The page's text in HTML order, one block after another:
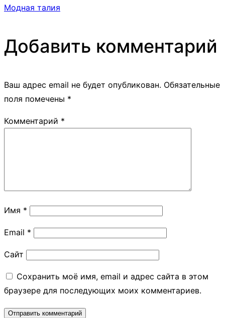
Модная талия
Добавить комментарий
Ваш адрес email не будет опубликован. Обязательные
поля помечены *
Комментарий *
Имя *
Email *
Сайт
Сохранить моё имя, email и адрес сайта в этом
браузере для последующих моих комментариев.